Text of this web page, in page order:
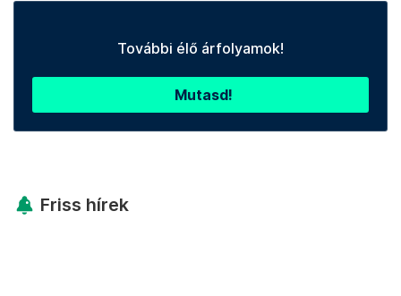
További élő árfolyamok!
Mutasd!
Friss hírek